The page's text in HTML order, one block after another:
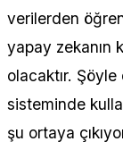
verilerden
yapay zekanın
olacaktır.
sisteminde
şu ortaya